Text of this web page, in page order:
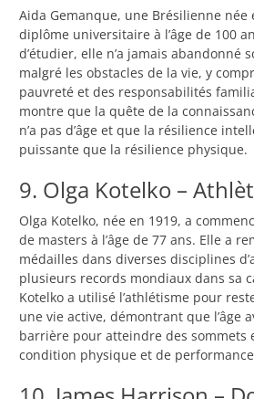
Aida Gemanque, une Brésilienne née
diplôme universitaire à l’âge de 100
d’étudier, elle n’a jamais abandonné
malgré les obstacles de la vie, y
pauvreté et des responsabilités
montre que la quête de la
n’a pas d’âge et que la résilience
puissante que la résilience physique.
9. Olga Kotelko –
Olga Kotelko, née en 1919, a
de masters à l’âge de 77 ans. Elle a
médailles dans diverses disciplines
plusieurs records mondiaux dans sa
Kotelko a utilisé l’athlétisme pour
une vie active, démontrant que l’âge
barrière pour atteindre des sommets
condition physique et de